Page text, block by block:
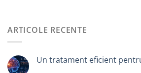
ARTICOLE RECENTE
Un tratament eficient